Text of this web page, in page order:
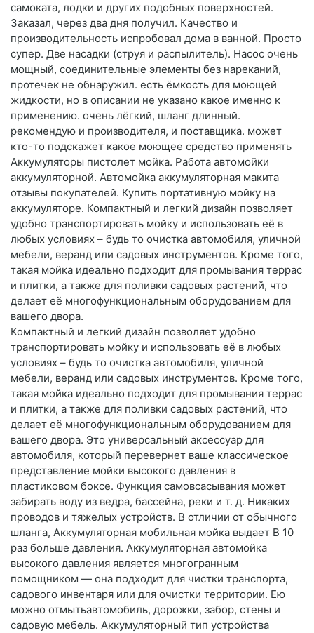
самоката, лодки и других подобных поверхностей.
Заказал, через два дня получил. Качество и
производительность испробовал дома в ванной. Просто
супер. Две насадки (струя и распылитель). Насос очень
мощный, соединительные элементы без нареканий,
протечек не обнаружил. есть ёмкость для моющей
жидкости, но в описании не указано какое именно к
применению. очень лёгкий, шланг длинный.
рекомендую и производителя, и поставщика. может
кто-то подскажет какое моющее средство применять
Аккумуляторы пистолет мойка. Работа автомойки
аккумуляторной. Автомойка аккумуляторная макита
отзывы покупателей. Купить портативную мойку на
аккумуляторе. Компактный и легкий дизайн позволяет
удобно транспортировать мойку и использовать её в
любых условиях – будь то очистка автомобиля, уличной
мебели, веранд или садовых инструментов. Кроме того,
такая мойка идеально подходит для промывания террас
и плитки, а также для поливки садовых растений, что
делает её многофункциональным оборудованием для
вашего двора.
Компактный и легкий дизайн позволяет удобно
транспортировать мойку и использовать её в любых
условиях – будь то очистка автомобиля, уличной
мебели, веранд или садовых инструментов. Кроме того,
такая мойка идеально подходит для промывания террас
и плитки, а также для поливки садовых растений, что
делает её многофункциональным оборудованием для
вашего двора. Это универсальный аксессуар для
автомобиля, который перевернет ваше классическое
представление мойки высокого давления в
пластиковом боксе. Функция самовсасывания может
забирать воду из ведра, бассейна, реки и т. д. Никаких
проводов и тяжелых устройств. В отличии от обычного
шланга, Аккумуляторная мобильная мойка выдает В 10
раз больше давления. Аккумуляторная автомойка
высокого давления является многогранным
помощником — она подходит для чистки транспорта,
садового инвентаря или для очистки территории. Ею
можно отмытьавтомобиль, дорожки, забор, стены и
садовую мебель. Аккумуляторный тип устройства